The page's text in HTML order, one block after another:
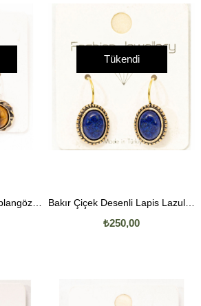
Bakır Çiçek Desenli Kaplangözü Küpe
Tükendi
Bakır Çiçek Desenli Lapis Lazuli Küpe
₺250,00